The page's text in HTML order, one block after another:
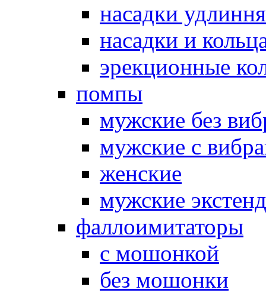
насадки
насадки и
эрекционные
помпы
мужские без
мужские с
женские
мужские
фаллоимитаторы
с мошонкой
без мошонки